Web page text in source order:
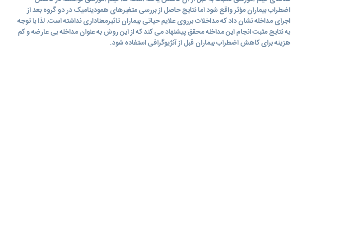
اضطراب بیماران مؤثر واقع شود اما نتایج حاصل از بررسی متغیرهای همودینامیک در دو گروه بعد از
اجرای مداخله نشان داد که مداخلات برروی علایم حیاتی بیماران تاثیرمعناداری نداشته است. لذا با توجه
به نتایج مثبت انجام این مداخله محقق پیشنهاد می کند که از این روش به عنوان مداخله بی عارضه و کم
هزینه برای کاهش اضطراب بیماران قبل از آنژیوگرافی استفاده شود.